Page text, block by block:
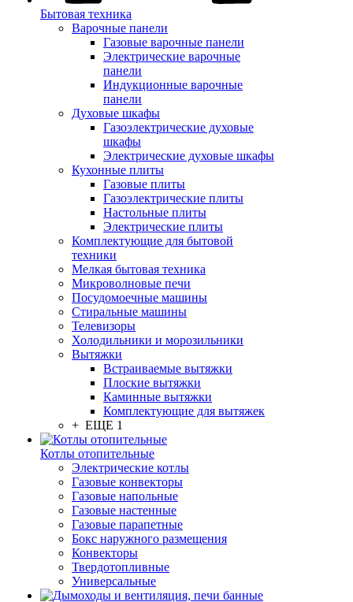
Бытовая техника
Варочные панели
Газовые варочные панели
Электрические варочные
панели
Индукционные варочные
панели
Духовые шкафы
Газоэлектрические духовые
шкафы
Электрические духовые шкафы
Кухонные плиты
Газовые плиты
Газоэлектрические плиты
Настольные плиты
Электрические плиты
Комплектующие для бытовой
техники
Мелкая бытовая техника
Микроволновые печи
Посудомоечные машины
Стиральные машины
Телевизоры
Холодильники и морозильники
Вытяжки
Встраиваемые вытяжки
Плоские вытяжки
Каминные вытяжки
Комплектующие для вытяжек
+ ЕЩЕ 1
Котлы отопительные
Электрические котлы
Газовые конвекторы
Газовые напольные
Газовые настенные
Газовые парапетные
Бокс наружного размещения
Конвекторы
Твердотопливные
Универсальные